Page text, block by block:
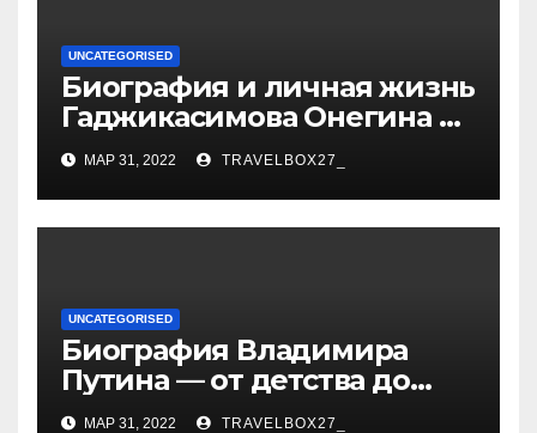
UNCATEGORISED
Биография и личная жизнь
Гаджикасимова Онегина —
информация о жене и
детях
МАР 31, 2022 TRAVELBOX27_
UNCATEGORISED
Биография Владимира
Путина — от детства до
президентства
МАР 31, 2022 TRAVELBOX27_